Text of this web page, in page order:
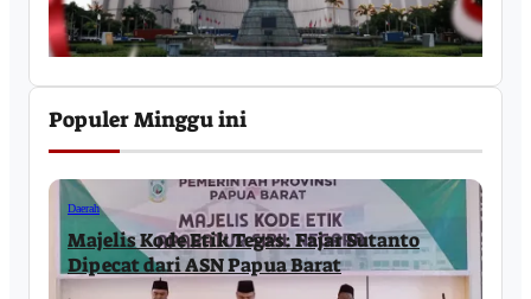
Populer Minggu ini
Daerah
Majelis Kode Etik Tegas: Fajar Sutanto
Dipecat dari ASN Papua Barat